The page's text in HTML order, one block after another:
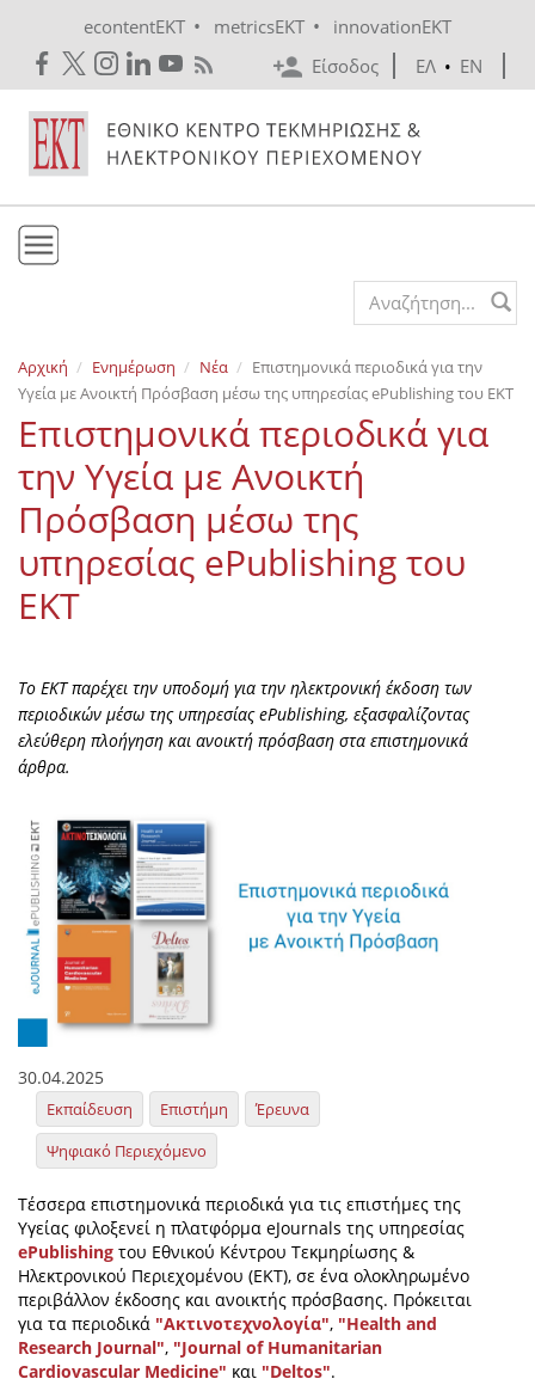
econtentEKT • metricsEKT •
innovationEKT
Είσοδος
ΕΛ • EN
Εκδόσεις
Επικοινωνία
Search form
Αρχική Ενημέρωση Νέα
Επιστημονικά περιοδικά για την
Υγεία με Ανοικτή Πρόσβαση μέσω της υπηρεσίας ePublishing του EKT
Επιστημονικά περιοδικά για
την Υγεία με Ανοικτή
Πρόσβαση μέσω της
υπηρεσίας ePublishing του
EKT
To EKT παρέχει την υποδομή για την ηλεκτρονική έκδοση των
περιοδικών μέσω της υπηρεσίας ePublishing, εξασφαλίζοντας
ελεύθερη πλοήγηση και ανοικτή πρόσβαση στα επιστημονικά
άρθρα.
30.04.2025
Εκπαίδευση Επιστήμη
Έρευνα
Ψηφιακό Περιεχόμενο
Τέσσερα επιστημονικά περιοδικά για τις επιστήμες της
Υγείας φιλοξενεί η πλατφόρμα eJournals της υπηρεσίας
ePublishing του Εθνικού Κέντρου Τεκμηρίωσης &
Ηλεκτρονικού Περιεχομένου (ΕΚΤ), σε ένα ολοκληρωμένο
περιβάλλον έκδοσης και ανοικτής πρόσβασης. Πρόκειται
για τα περιοδικά "Ακτινοτεχνολογία", "Health and
Research Journal", "Journal of Humanitarian
Cardiovascular Medicine" και "Deltos".